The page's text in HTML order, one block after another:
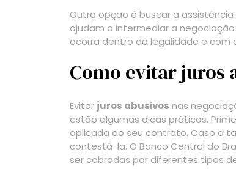
Outra opção é buscar a
ajudam a intermediar a
ocorra dentro da legalidade e com
Como evitar juros
Evitar juros abusivos nas
estão algumas dicas práticas.
aplicada ao seu contrato. Caso a
contestá-la. O Banco Central do
ser cobradas por diferentes tipos